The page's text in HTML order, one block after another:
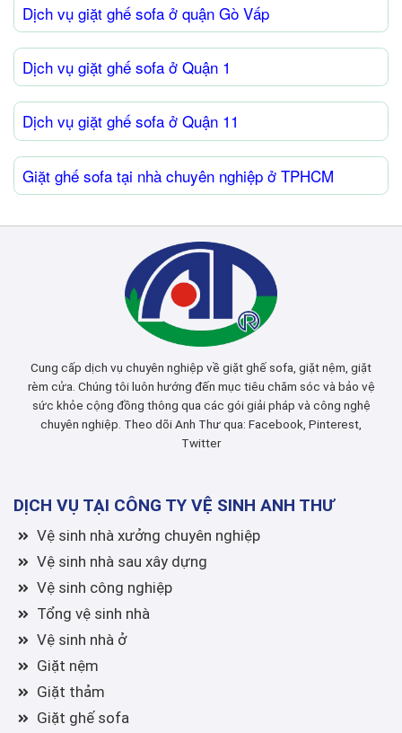
Dịch vụ giặt ghế sofa ở quận Gò Vấp
Dịch vụ giặt ghế sofa ở Quận 1
Dịch vụ giặt ghế sofa ở Quận 11
Giặt ghế sofa tại nhà chuyên nghiệp ở TPHCM
Cung cấp dịch vụ chuyên nghiệp về giặt ghế sofa, giặt nệm, giặt
rèm cửa. Chúng tôi luôn hướng đến mục tiêu chăm sóc và bảo vệ
sức khỏe cộng đồng thông qua các gói giải pháp và công nghệ
chuyên nghiệp. Theo dõi Anh Thư qua: Facebook Pinterest
Twitter
DỊCH VỤ TẠI CÔNG TY VỆ SINH ANH THƯ
Vệ sinh nhà xưởng chuyên nghiệp
Vệ sinh nhà sau xây dựng
Vệ sinh công nghiệp
Tổng vệ sinh nhà
Vệ sinh nhà ở
Giặt nệm
Giặt thảm
Giặt ghế sofa